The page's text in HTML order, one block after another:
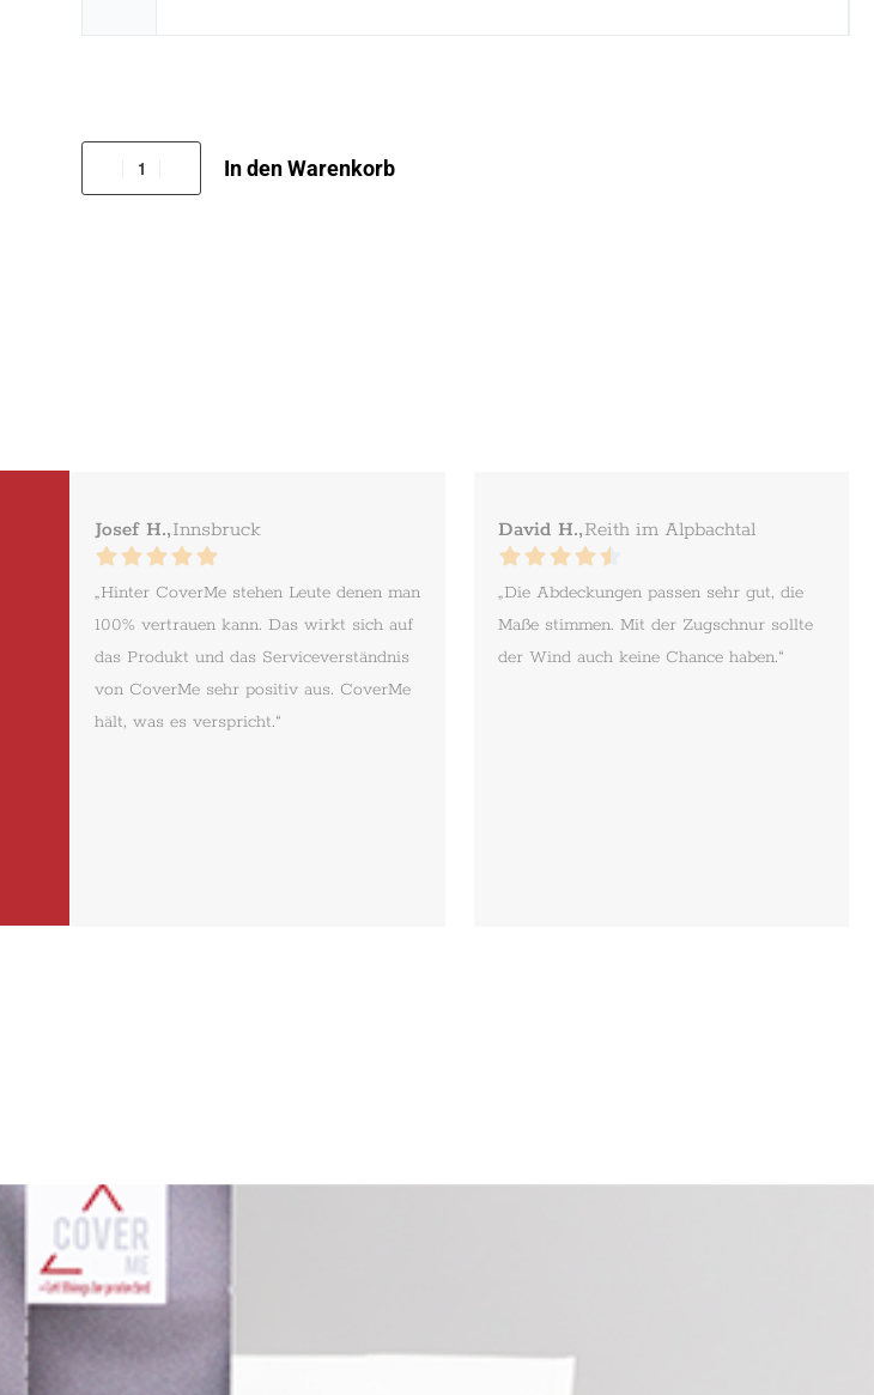
In den Warenkorb
Josef H.,Innsbruck
„Hinter CoverMe stehen Leute denen man
100% vertrauen kann. Das wirkt sich auf
das Produkt und das Serviceverständnis
von CoverMe sehr positiv aus. CoverMe
hält, was es verspricht.“
David H.,Reith im Alpbachtal
„Die Abdeckungen passen sehr gut, die
Maße stimmen. Mit der Zugschnur sollte
der Wind auch keine Chance haben.“